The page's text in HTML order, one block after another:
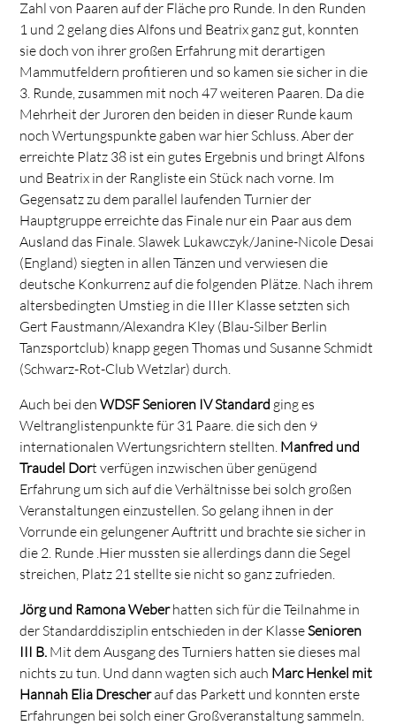
Zahl von Paaren auf der Fläche pro Runde. In den Runden
1 und 2 gelang dies Alfons und Beatrix ganz gut, konnten
sie doch von ihrer großen Erfahrung mit derartigen
Mammutfeldern profitieren und so kamen sie sicher in die
3. Runde, zusammen mit noch 47 weiteren Paaren. Da die
Mehrheit der Juroren den beiden in dieser Runde kaum
noch Wertungspunkte gaben war hier Schluss. Aber der
erreichte Platz 38 ist ein gutes Ergebnis und bringt Alfons
und Beatrix in der Rangliste ein Stück nach vorne. Im
Gegensatz zu dem parallel laufenden Turnier der
Hauptgruppe erreichte das Finale nur ein Paar aus dem
Ausland das Finale. Slawek Lukawczyk/Janine-Nicole Desai
(England) siegten in allen Tänzen und verwiesen die
deutsche Konkurrenz auf die folgenden Plätze. Nach ihrem
altersbedingten Umstieg in die IIIer Klasse setzten sich
Gert Faustmann/Alexandra Kley (Blau-Silber Berlin
Tanzsportclub) knapp gegen Thomas und Susanne Schmidt
(Schwarz-Rot-Club Wetzlar) durch.
Auch bei denWDSF Senioren IV Standard ging es
Weltranglistenpunkte für 31 Paare. die sich den 9
internationalen Wertungsrichtern stellten. Manfred und
Traudel Dort verfügen inzwischen über genügend
Erfahrung um sich auf die Verhältnisse bei solch großen
Veranstaltungen einzustellen. So gelang ihnen in der
Vorrunde ein gelungener Auftritt und brachte sie sicher in
die 2. Runde .Hier mussten sie allerdings dann die Segel
streichen, Platz 21 stellte sie nicht so ganz zufrieden.
Jörg und Ramona Weberhatten sich für die Teilnahme in
der Standarddisziplin entschieden in der KlasseSenioren
III B. Mit dem Ausgang des Turniers hatten sie dieses mal
nichts zu tun. Und dann wagten sich auch Marc Henkel mit
Hannah Elia Drescherauf das Parkett und konnten erste
Erfahrungen bei solch einer Großveranstaltung sammeln.